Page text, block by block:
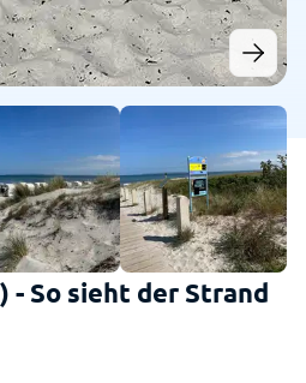
- So sieht der Strand